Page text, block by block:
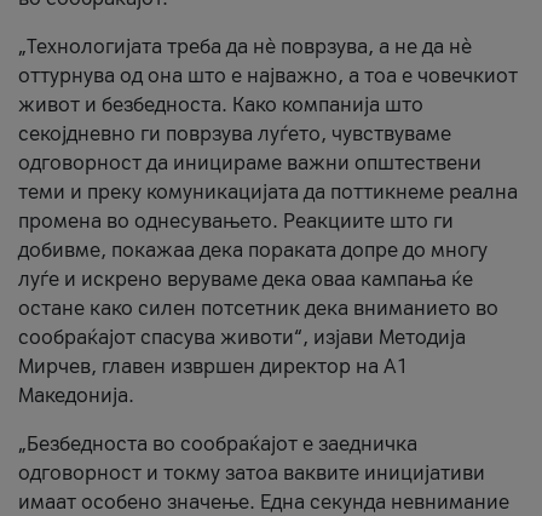
„Технологијата треба да нè поврзува, а не да нè
оттурнува од она што е најважно, а тоа е човечкиот
живот и безбедноста. Како компанија што
секојдневно ги поврзува луѓето, чувствуваме
одговорност да иницираме важни општествени
теми и преку комуникацијата да поттикнеме реална
промена во однесувањето. Реакциите што ги
добивме, покажаа дека пораката допре до многу
луѓе и искрено веруваме дека оваа кампања ќе
остане како силен потсетник дека вниманието во
сообраќајот спасува животи“, изјави Методија
Мирчев, главен извршен директор на А1
Македонија.
„Безбедноста во сообраќајот е заедничка
одговорност и токму затоа ваквите иницијативи
имаат особено значење. Една секунда невнимание